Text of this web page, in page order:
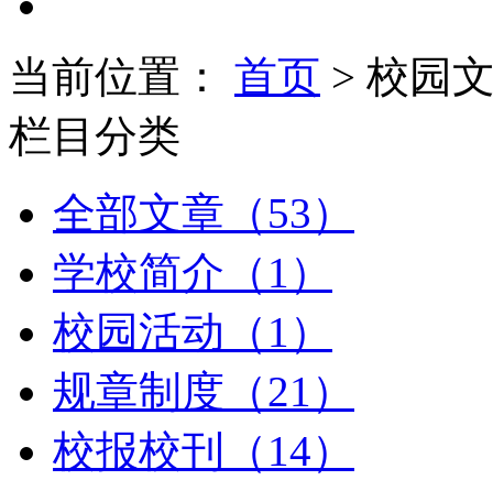
当前位置： 首页 > 校园
栏目分类
全部文章（53）
学校简介（1）
校园活动（1）
规章制度（21）
校报校刊（14）